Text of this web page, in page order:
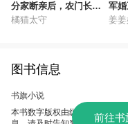
分家断亲后，农门长姐
她不装了
橘猫太守
军
生改
姜
图书信息
书旗小说
本书数字版权由纵横中文提供
前往书